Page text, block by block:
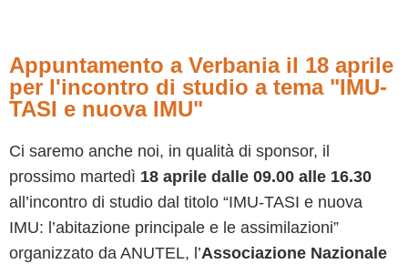
Appuntamento a Verbania il 18 aprile
per l'incontro di studio a tema "IMU-
TASI e nuova IMU"
Ci saremo anche noi, in qualità di sponsor, il
prossimo martedì 18 aprile dalle 09.00 alle 16.30
all’incontro di studio dal titolo “IMU-TASI e nuova
IMU: l’abitazione principale e le assimilazioni”
organizzato da ANUTEL, l’Associazione Nazionale